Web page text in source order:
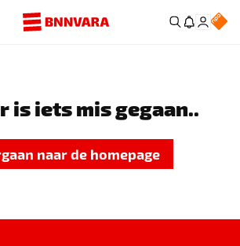
is iets mis gegaan..
naar de homepage